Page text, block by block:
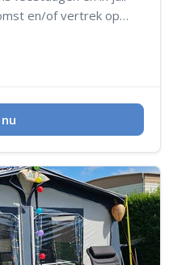
en/of vertrek op